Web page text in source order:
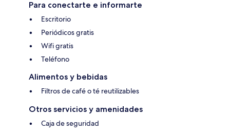
Para conectarte e informarte
Escritorio
Periódicos gratis
Wifi gratis
Teléfono
Alimentos y bebidas
Filtros de café o té reutilizables
Otros servicios y amenidades
Caja de seguridad